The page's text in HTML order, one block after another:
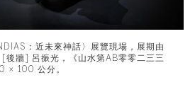
：近未來神話〉展覽現場，展期由
後牆] 呂振光，《山水第AB零零二三三
× 100 公分。